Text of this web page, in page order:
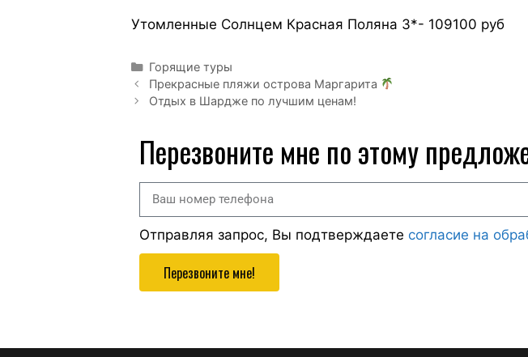
Утомленные Солнцем Красная Поляна 3*- 109100 руб
Горящие туры
Прекрасные пляжи острова Маргарита
Отдых в Шардже по лучшим ценам!
Перезвоните мне по этому
Отправляя запрос, Вы подтверждаете согласие на
Перезвоните мне!